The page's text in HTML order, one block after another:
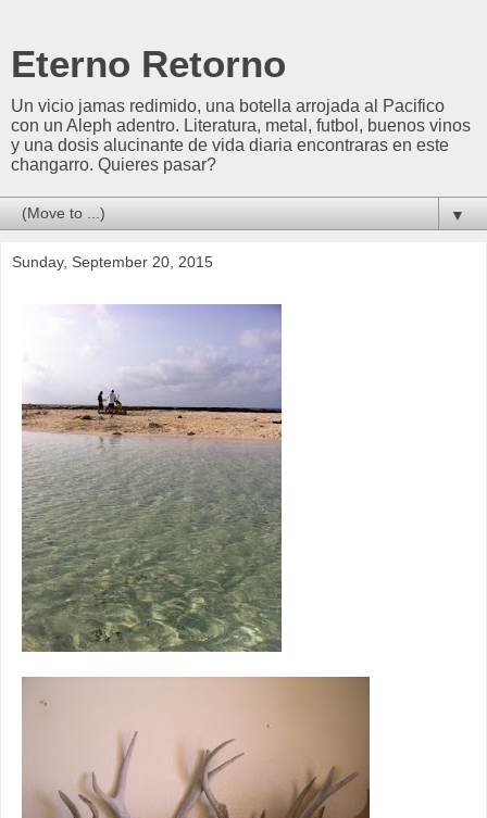
Eterno Retorno
Un vicio jamas redimido, una botella arrojada al Pacifico
con un Aleph adentro. Literatura, metal, futbol, buenos vinos
y una dosis alucinante de vida diaria encontraras en este
changarro. Quieres pasar?
▼
Sunday, September 20, 2015